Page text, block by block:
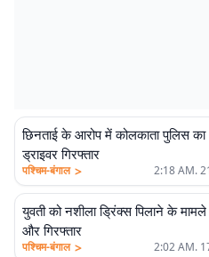
छिनताई के आरोप में कोलकाता पुलिस का
ड्राइवर गिरफ्तार
पश्चिम-बंगाल > 2:18 AM.
युवती को नशीला ड्रिंक्स पिलाने के मामले
और गिरफ्तार
पश्चिम-बंगाल > 2:02 AM.